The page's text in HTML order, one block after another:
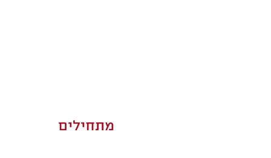
מתחילים